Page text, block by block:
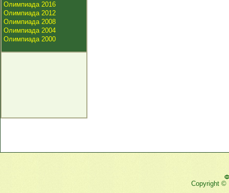
Олимпиада 2016
Олимпиада 2012
Олимпиада 2008
Олимпиада 2004
Олимпиада 2000
Copyright ©